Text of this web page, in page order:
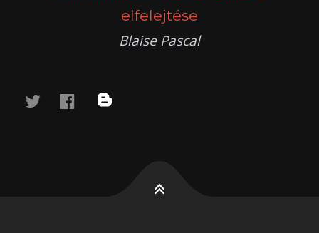
elfelejtése
Blaise Pascal
twitterfacebook
blog